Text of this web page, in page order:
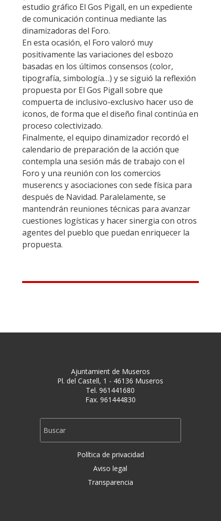
estudio gráfico El Gos Pigall, en un expediente
de comunicación continua mediante las
dinamizadoras del Foro.
En esta ocasión, el Foro valoró muy
positivamente las variaciones del esbozo
basadas en los últimos consensos (color,
tipografía, simbología…) y se siguió la reflexión
propuesta por El Gos Pigall sobre que
compuerta de inclusivo-exclusivo hacer uso de
iconos, de forma que el diseño final continúa en
proceso colectivizado.
Finalmente, el equipo dinamizador recordó el
calendario de preparación de la acción que
contempla una sesión más de trabajo con el
Foro y una reunión con los comercios
muserencs y asociaciones con sede física para
después de Navidad. Paralelamente, se
mantendrán reuniones técnicas para avanzar
cuestiones logísticas y hacer sinergia con otros
agentes del pueblo que puedan enriquecer la
propuesta.
Ajuntamient de Museros
Pl. del Castell, 1 - 46136 Museros
Tel. 961441680
Fax. 961444830
Política de privacidad
Aviso legal
Transparencia